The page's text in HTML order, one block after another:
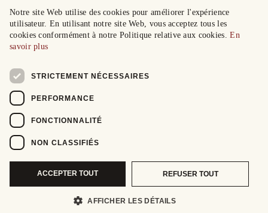
Notre site Web utilise des cookies pour améliorer l'expérience
utilisateur. En utilisant notre site Web, vous acceptez tous les
cookies conformément à notre Politique relative aux cookies.En
savoir plus
STRICTEMENT NÉCESSAIRES
PERFORMANCE
FONCTIONNALITÉ
NON CLASSIFIÉS
ACCEPTER TOUT REFUSER TOUT
AFFICHER LES DÉTAILS